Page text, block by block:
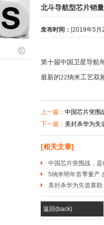
北斗导航型芯片销
发布时间： [2019年5
第十届中国卫星导航
最新的22纳米工艺双
冉承其介绍称，目前
支持北斗三号新信号
用条件，全频一体化
据介绍，国产北斗导
国内外主流芯片厂
上一篇： 中国芯片突围
下一篇： 美封杀华为失
[相关文章]
中国芯片突围战，
5纳米明年首季量产
美封杀华为失道寡
返回(back)